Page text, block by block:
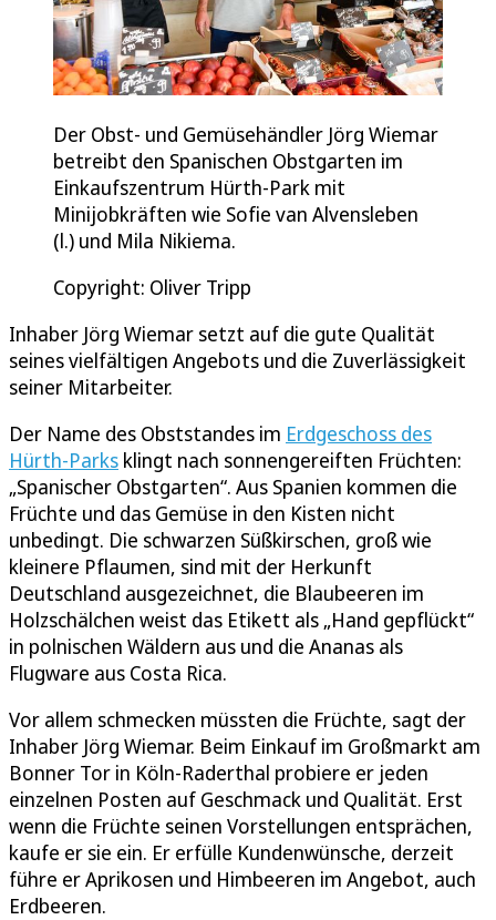
Der Obst- und Gemüsehändler Jörg Wiemar
betreibt den Spanischen Obstgarten im
Einkaufszentrum Hürth-Park mit
Minijobkräften wie Sofie van Alvensleben
(l.) und Mila Nikiema.
Copyright: Oliver Tripp
Inhaber Jörg Wiemar setzt auf die gute Qualität
seines vielfältigen Angebots und die Zuverlässigkeit
seiner Mitarbeiter.
Der Name des Obststandes im Erdgeschoss des
Hürth-Parks klingt nach sonnengereiften Früchten:
„Spanischer Obstgarten“. Aus Spanien kommen die
Früchte und das Gemüse in den Kisten nicht
unbedingt. Die schwarzen Süßkirschen, groß wie
kleinere Pflaumen, sind mit der Herkunft
Deutschland ausgezeichnet, die Blaubeeren im
Holzschälchen weist das Etikett als „Hand gepflückt“
in polnischen Wäldern aus und die Ananas als
Flugware aus Costa Rica.
Vor allem schmecken müssten die Früchte, sagt der
Inhaber Jörg Wiemar. Beim Einkauf im Großmarkt am
Bonner Tor in Köln-Raderthal probiere er jeden
einzelnen Posten auf Geschmack und Qualität. Erst
wenn die Früchte seinen Vorstellungen entsprächen,
kaufe er sie ein. Er erfülle Kundenwünsche, derzeit
führe er Aprikosen und Himbeeren im Angebot, auch
Erdbeeren.